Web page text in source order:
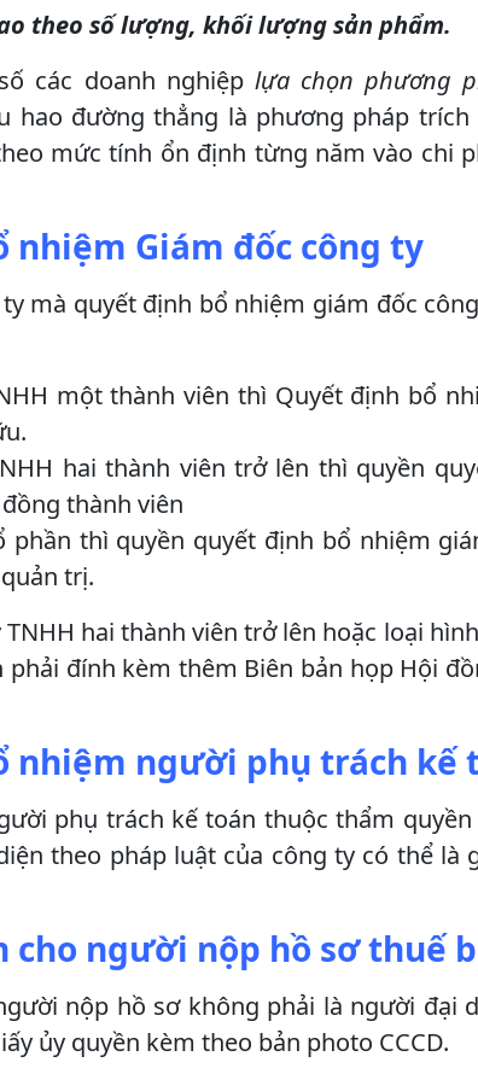
theo số lượng, khối lượng sản phẩm.
các doanh nghiệp lựa chọn phương
hao đường thẳng là phương pháp
mức tính ổn định từng năm vào chi
nhiệm Giám đốc công ty
mà quyết định bổ nhiệm giám đốc
một thành viên thì Quyết định bổ
hai thành viên trở lên thì quyền
thành viên
phần thì quyền quyết định bổ nhiệm
trị.
hai thành viên trở lên hoặc loại
phải đính kèm thêm Biên bản họp Hội
nhiệm người phụ trách kế
phụ trách kế toán thuộc thẩm
theo pháp luật của công ty có thể là
cho người nộp hồ sơ thuế
nộp hồ sơ không phải là người đại
ủy quyền kèm theo bản photo CCCD.